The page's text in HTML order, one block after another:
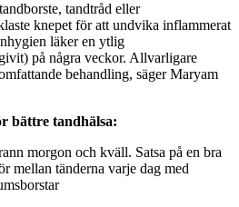
tandtråd eller
knepet för att undvika inflammerat
läker en ytlig
på några veckor. Allvarligare
behandling, säger Maryam
bättre tandhälsa:
morgon och kväll. Satsa på en bra
mellan tänderna varje dag med